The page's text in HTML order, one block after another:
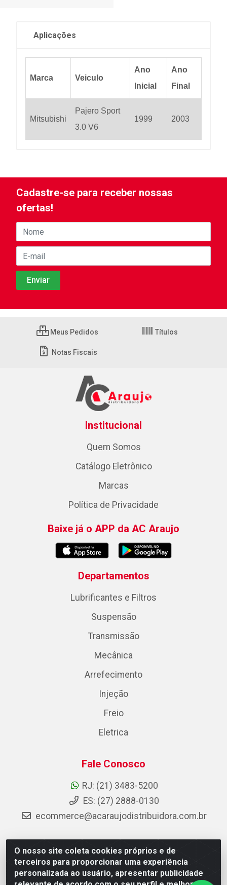
Aplicações
Marca Veiculo
Ano
Inicial
Ano
Final
Mitsubishi
Pajero Sport
3.0 V6
1999 2003
O nosso site coleta cookies próprios e de
terceiros para proporcionar uma experiência
personalizada ao usuário, apresentar publicidade
Cadastre-se para receber nossas
ofertas!
Meus Pedidos Títulos
Notas Fiscais
Institucional
Quem Somos
Catálogo Eletrônico
Marcas
Política de Privacidade
Baixe já o APP da AC Araujo
Departamentos
Lubrificantes e Filtros
Suspensão
Transmissão
Mecânica
Arrefecimento
Injeção
Freio
Eletrica
Fale Conosco
RJ: (21) 3483-5200
ES: (27) 2888-0130
ecommerce@acaraujodistribuidora.com.br
AC Araujo Distribuidora - Rua Carneiro de Campos, 42 -
São Cristóvão, Rio de Janeiro/RJ - CEP 20.920-410 -
CNPJ 08.744.753/0003-85